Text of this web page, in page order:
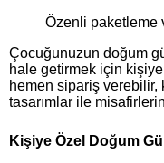
Özenli paketleme
Çocuğunuzun doğum
hale getirmek için
hemen sipariş verebilir,
tasarımlar ile
Kişiye Özel Doğum